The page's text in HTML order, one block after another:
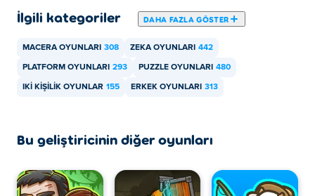
İlgili kategoriler DAHA FAZLA GÖSTER
MACERA OYUNLARI 308 ZEKA OYUNLARI 442
PLATFORM OYUNLARI 293 PUZZLE OYUNLARI 480
IKI KIŞILIK OYUNLAR 155 ERKEK OYUNLARI 313
Bu geliştiricinin diğer oyunları